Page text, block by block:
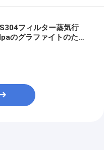
フィルター蒸気行
のグラファイトのため